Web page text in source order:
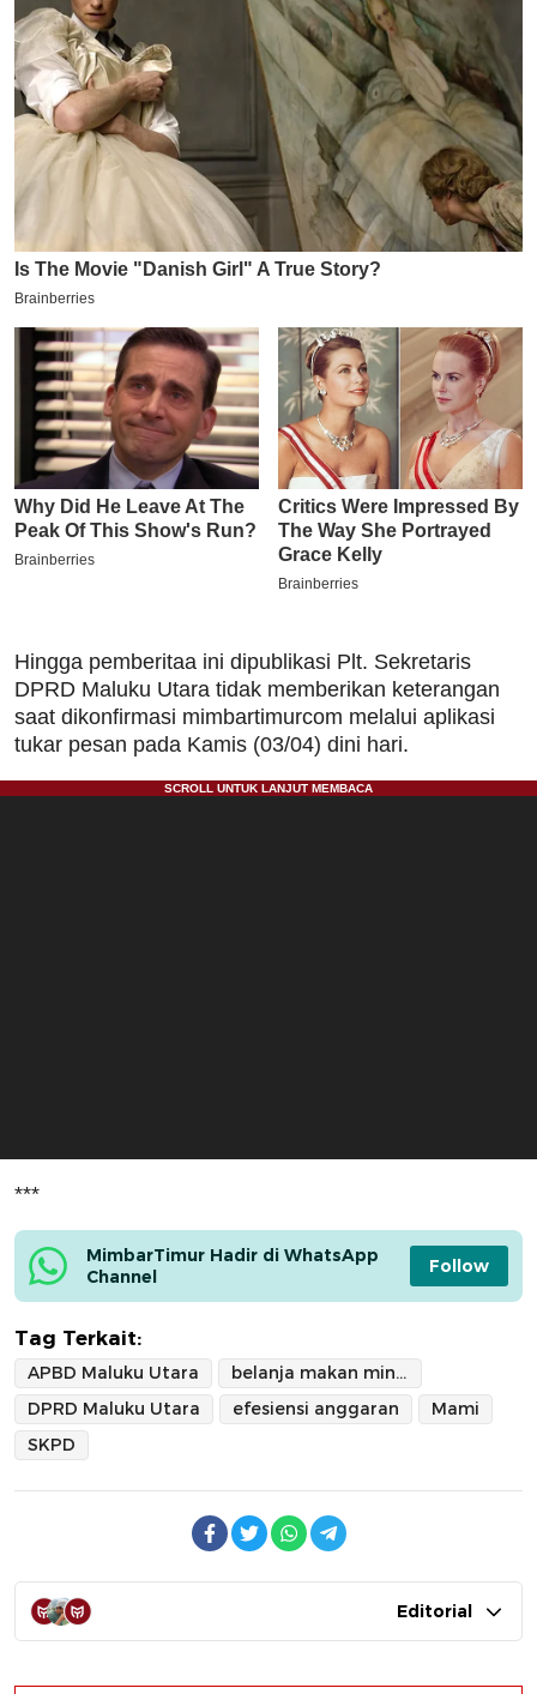
Hingga pemberitaa ini dipublikasi Plt. Sekretaris
DPRD Maluku Utara tidak memberikan keterangan
saat dikonfirmasi mimbartimurcom melalui aplikasi
tukar pesan pada Kamis (03/04) dini hari.
***
MimbarTimur Hadir di WhatsApp
Channel
Follow
Tag Terkait:
APBD Maluku Utara
belanja makan minum
DPRD Maluku Utara
efesiensi anggaran
Mami
SKPD
Editorial